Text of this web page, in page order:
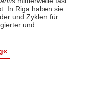
In Riga haben sie
und Zyklen für
und